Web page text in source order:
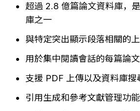
超過 2.8 億篇論文資料庫，
庫之一
與特定突出顯示段落相關的
用於集中閱讀會話的每篇論
支援 PDF 上傳以及資料庫搜
引用生成和參考文獻管理功能